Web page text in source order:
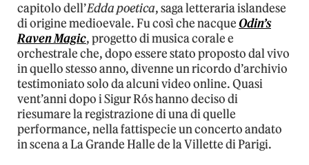
capitolo dell’Edda poetica, saga letteraria islandese
di origine medioevale. Fu così che nacqueOdin’s
Raven Magic, progetto di musica corale e
orchestrale che, dopo essere stato proposto dal vivo
in quello stesso anno, divenne un ricordo d’archivio
testimoniato solo da alcuni video online. Quasi
vent’anni dopo i Sigur Rós hanno deciso di
riesumare la registrazione di una di quelle
performance, nella fattispecie un concerto andato
in scena a La Grande Halle de la Villette di Parigi.